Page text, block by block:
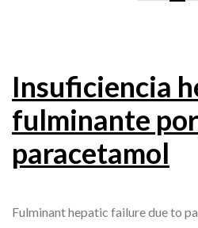
Insuficiencia
fulminante por
paracetamol
Fulminant hepatic failure due to